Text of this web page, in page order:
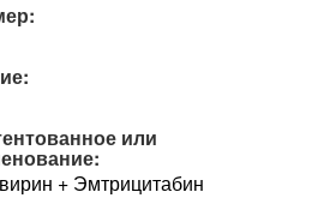
или
+ Эмтрицитабин